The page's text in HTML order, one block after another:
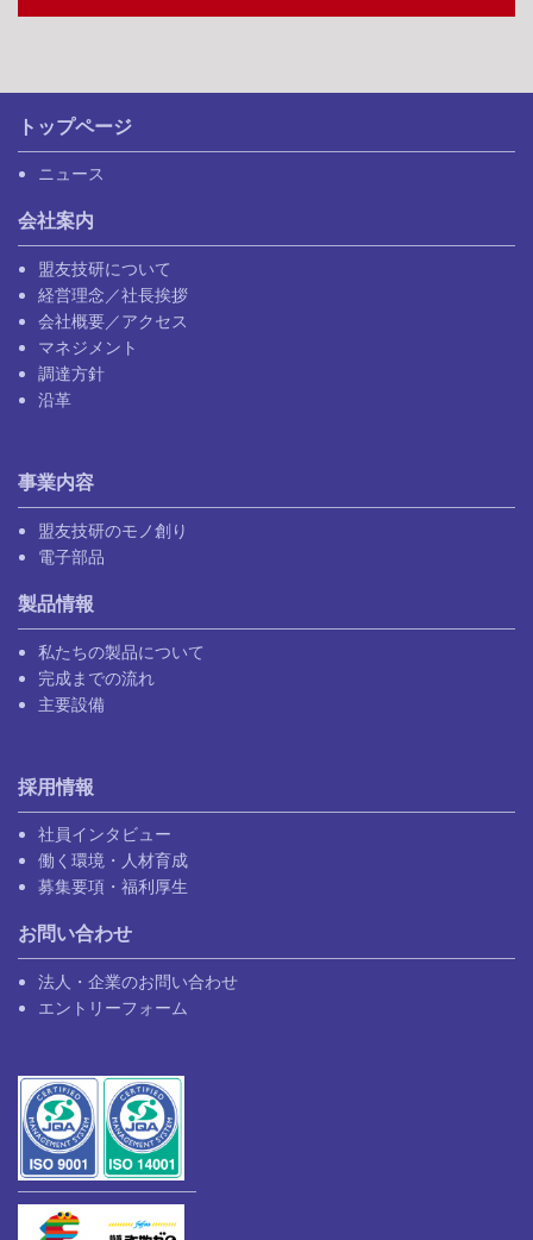
トップページ
ニュース
会社案内
盟友技研について
経営理念／社長挨拶
会社概要／アクセス
マネジメント
調達方針
沿革
事業内容
盟友技研のモノ創り
電子部品
製品情報
私たちの製品について
完成までの流れ
主要設備
採用情報
社員インタビュー
働く環境・人材育成
募集要項・福利厚生
お問い合わせ
法人・企業のお問い合わせ
エントリーフォーム